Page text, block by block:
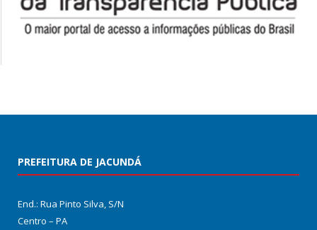
PREFEITURA DE JACUNDÁ
End.: Rua Pinto Silva, S/N
Centro – PA